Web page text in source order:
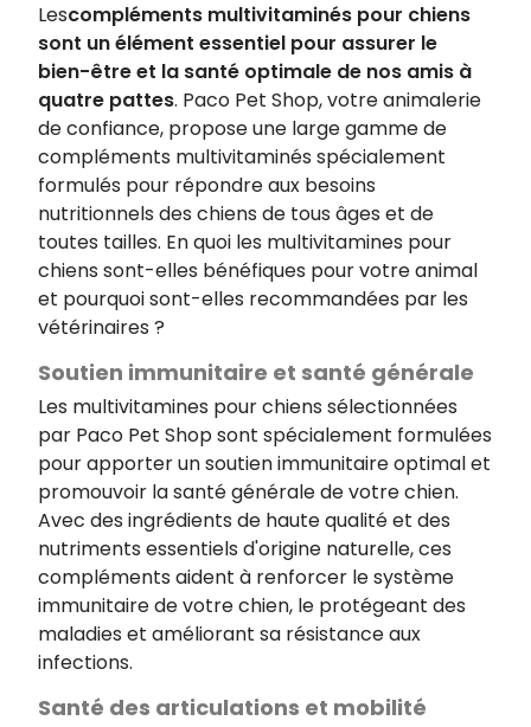
Lescompléments multivitaminés pour chiens
sont un élément essentiel pour assurer le
bien-être et la santé optimale de nos amis à
quatre pattes. Paco Pet Shop, votre animalerie
de confiance, propose une large gamme de
compléments multivitaminés spécialement
formulés pour répondre aux besoins
nutritionnels des chiens de tous âges et de
toutes tailles. En quoi les multivitamines pour
chiens sont-elles bénéfiques pour votre animal
et pourquoi sont-elles recommandées par les
vétérinaires ?
Soutien immunitaire et santé générale
Les multivitamines pour chiens sélectionnées
par Paco Pet Shop sont spécialement formulées
pour apporter un soutien immunitaire optimal et
promouvoir la santé générale de votre chien.
Avec des ingrédients de haute qualité et des
nutriments essentiels d'origine naturelle, ces
compléments aident à renforcer le système
immunitaire de votre chien, le protégeant des
maladies et améliorant sa résistance aux
infections.
Santé des articulations et mobilité